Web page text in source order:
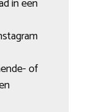
in een
of